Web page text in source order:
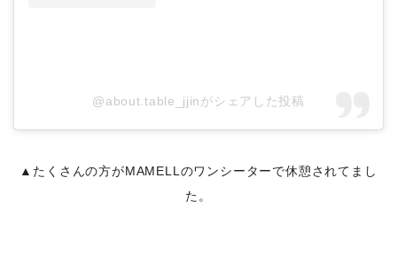
@about.table_jjinがシェアした投稿
▲たくさんの方がMAMELLのワンシーターで休憩されてまし
た。